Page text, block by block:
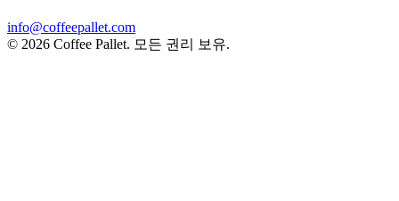
info@coffeepallet.com
© 2026 Coffee Pallet. 모든 권리 보유.